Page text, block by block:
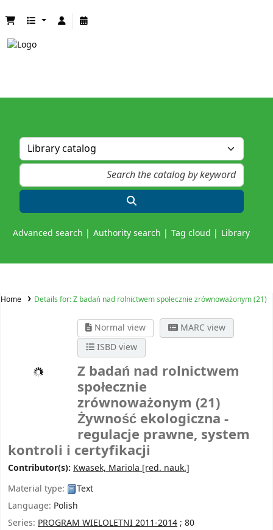
Advanced search Authority search Tag cloud Library
Home Details for:Z badań nad rolnictwem społecznie zrównoważonym (21)
Normal view
MARC view
ISBD view
Z badań nad rolnictwem
społecznie
zrównoważonym (21)
Żywność ekologiczna -
regulacje prawne, system
kontroli i certyfikacji
Contributor(s): Kwasek, Mariola [red. nauk.]
Material type:
Text
Language: Polish
Series: PROGRAM WIELOLETNI 2011-2014; 80